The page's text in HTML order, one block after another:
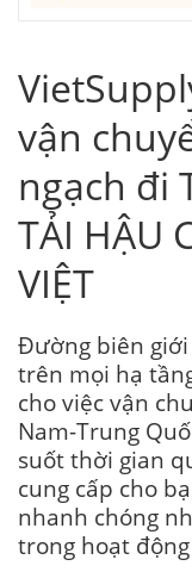
vận
ngạch đi
TẢI HẬU
VIỆT
Đường biên giới
trên mọi hạ
cho việc vận
Nam-Trung
suốt thời gian
cung cấp cho
nhanh chóng
trong hoạt